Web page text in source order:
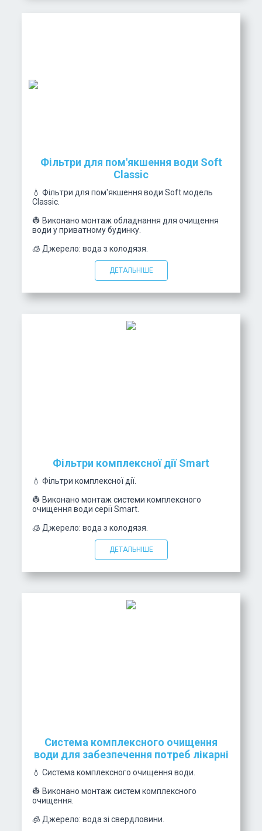
Фільтри для пом'якшення води Soft
Classic
💧 Фільтри для пом'якшення води Soft модель
Classic.
👷 Виконано монтаж обладнання для очищення
води у приватному будинку.
🧊 Джерело: вода з колодязя.
ДЕТАЛЬНІШЕ
Фільтри комплексної дії Smart
💧 Фільтри комплексної дії.
👷 Виконано монтаж системи комплексного
очищення води серії Smart.
🧊 Джерело: вода з колодязя.
ДЕТАЛЬНІШЕ
Система комплексного очищення
води для забезпечення потреб лікарні
💧 Система комплексного очищення води.
👷 Виконано монтаж систем комплексного
очищення.
🧊 Джерело: вода зі свердловини.